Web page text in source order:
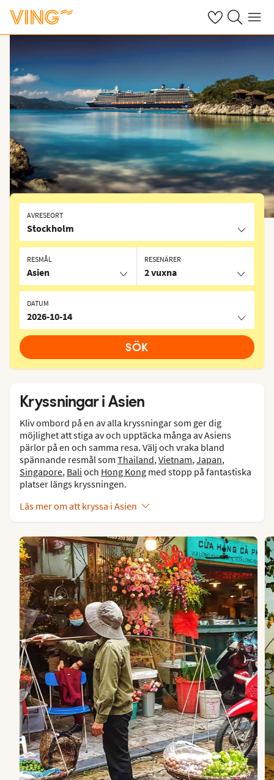
Se dinaSök på ving.se
Meny
AVRESEORT
Stockholm
RESMÅL
Asien
DATUM
2026-10-14
RESENÄRER
2 vuxna
SÖK
Kryssningar i Asien
Kliv ombord på en av alla kryssningar som ger dig
möjlighet att stiga av och upptäcka många av Asiens
pärlor på en och samma resa. Välj och vraka bland
spännande resmål som Thailand, Vietnam, Japan,
Singapore, Bali och Hong Kong med stopp på fantastiska
platser längs kryssningen.
Läs mer om att kryssa i Asien